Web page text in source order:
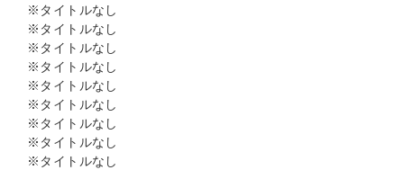
※タイトルなし
※タイトルなし
※タイトルなし
※タイトルなし
※タイトルなし
※タイトルなし
※タイトルなし
※タイトルなし
※タイトルなし